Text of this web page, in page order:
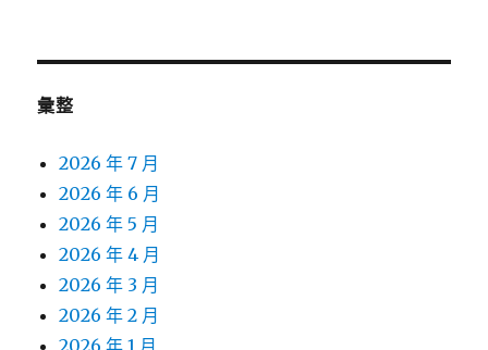
彙整
2026 年 7 月
2026 年 6 月
2026 年 5 月
2026 年 4 月
2026 年 3 月
2026 年 2 月